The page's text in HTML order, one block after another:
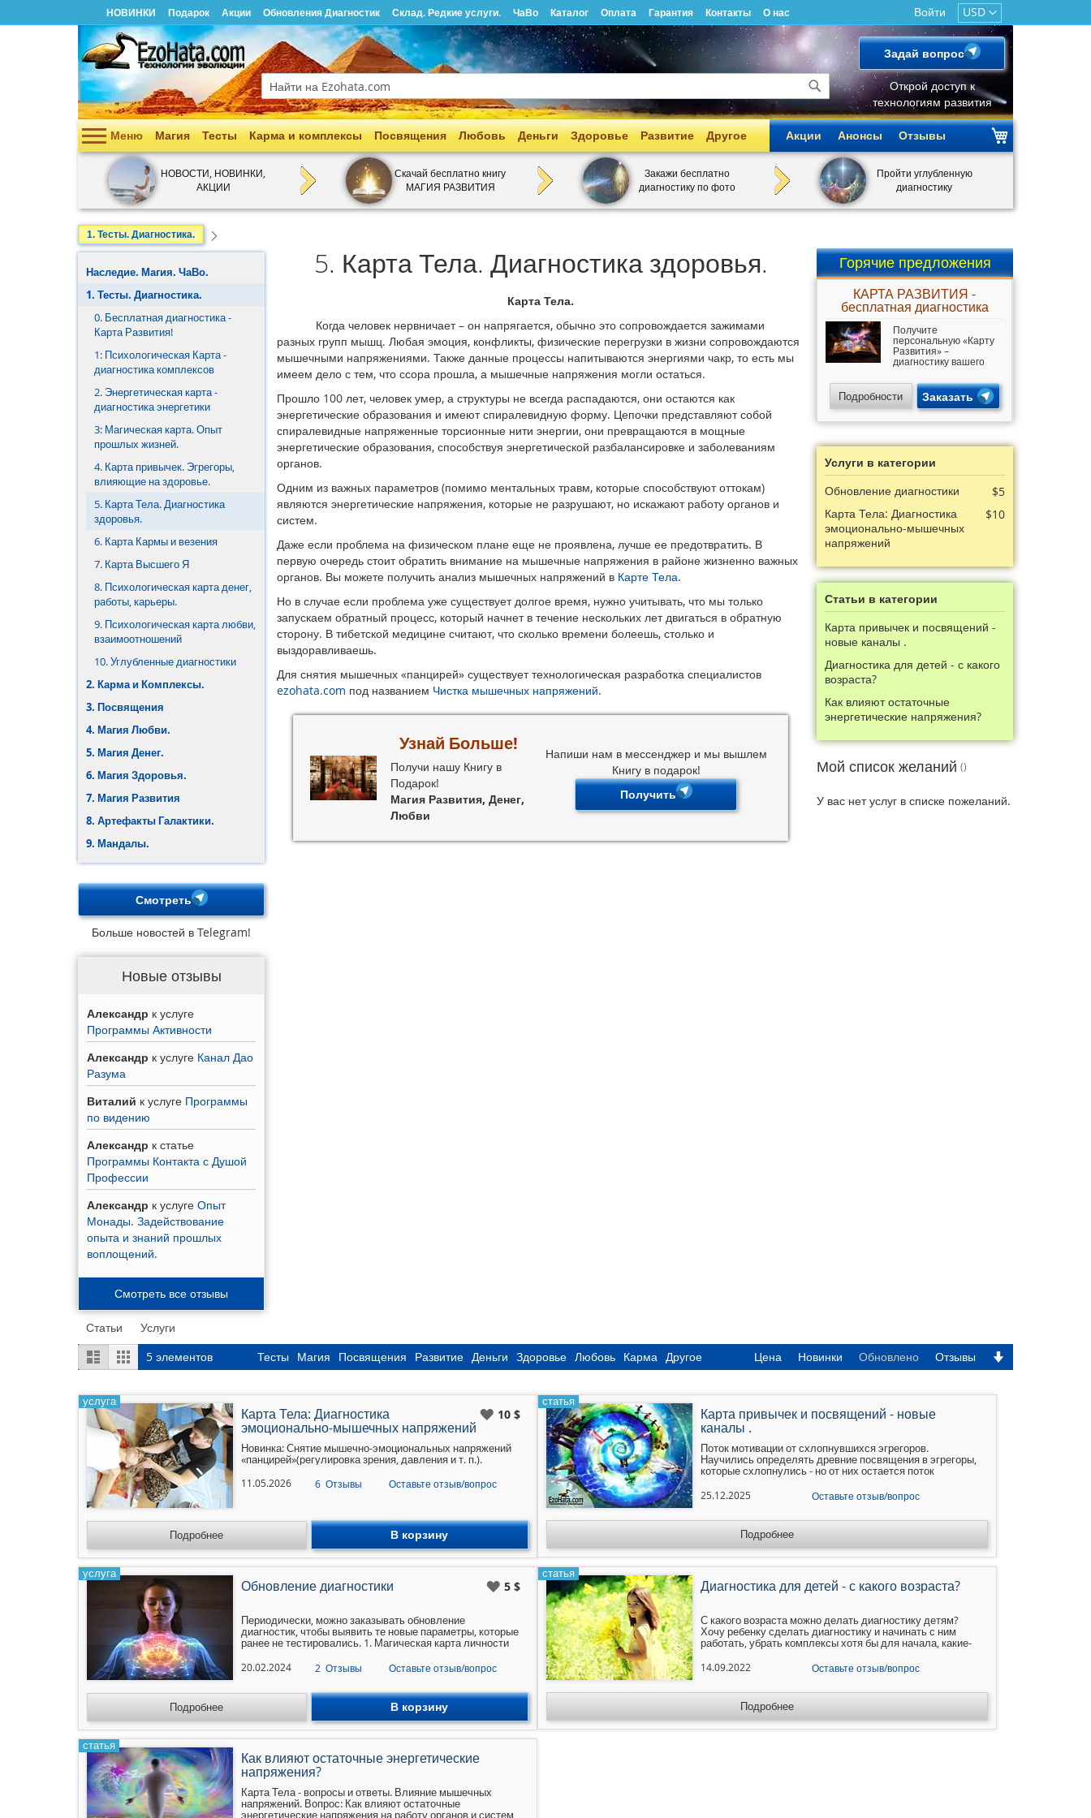
USD
Войти
НОВИНКИ Подарок Акции Обновления Диагностик Склад. Редкие услуги. ЧаВо Каталог Оплата Гарантия Контакты О нас
Поиск
Поиск
Задай вопрос
Открой доступ к
технологиям развития
Меню
Наследие. Магия. ЧаВо.
1. Тесты. Диагностика.
2. Карма и Комплексы.
3. Посвящения
4. Магия Любви.
5. Магия Денег.
6. Магия Здоровья.
7. Магия Развития
9. Мандалы.
Магия Тесты Карма и комплексы Посвящения Любовь Деньги Здоровье Развитие Другое Акции Анонсы Отзывы
НОВОСТИ, НОВИНКИ,
АКЦИИ
Скачай бесплатно книгу
МАГИЯ РАЗВИТИЯ
Закажи бесплатно
диагностику по фото
Пройти углубленную
диагностику
1. Тесты. Диагностика.
5. Карта Тела. Диагностика здоровья.
Карта Тела.
Когда человек нервничает – он напрягается, обычно это сопровождается зажимами
разных групп мышц. Любая эмоция, конфликты, физические перегрузки в жизни сопровождаются
мышечными напряжениями. Также данные процессы напитываются энергиями чакр, то есть мы
имеем дело с тем, что ссора прошла, а мышечные напряжения могли остаться.
Прошло 100 лет, человек умер, а структуры не всегда распадаются, они остаются как
энергетические образования и имеют спиралевидную форму. Цепочки представляют собой
спиралевидные напряженные торсионные нити энергии, они превращаются в мощные
энергетические образования, способствуя энергетической разбалансировке и заболеваниям
органов.
Одним из важных параметров (помимо ментальных травм, которые способствуют оттокам)
являются энергетические напряжения, которые не разрушают, но искажают работу органов и
систем.
Даже если проблема на физическом плане еще не проявлена, лучше ее предотвратить. В
первую очередь стоит обратить внимание на мышечные напряжения в районе жизненно важных
органов. Вы можете получить анализ мышечных напряжений в Карте Тела.
Но в случае если проблема уже существует долгое время, нужно учитывать, что мы только
запускаем обратный процесс, который начнет в течение нескольких лет двигаться в обратную
сторону. В тибетской медицине считают, что сколько времени болеешь, столько и
выздоравливаешь.
Для снятия мышечных «панцирей» существует технологическая разработка специалистов
ezohata.com под названием Чистка мышечных напряжений.
Узнай Больше!
Получи нашу Книгу в
Подарок!
Магия Развития, Денег,
Любви
Напиши нам в мессенджер и мы вышлем
Книгу в подарок!
Получить
Наследие. Магия. ЧаВо.
1. Тесты. Диагностика.
0. Бесплатная диагностика -
Карта Развития!
1: Психологическая Карта -
диагностика комплексов
2. Энергетическая карта -
диагностика энергетики
3: Магическая карта. Опыт
прошлых жизней.
4. Карта привычек. Эгрегоры,
влияющие на здоровье.
5. Карта Тела. Диагностика
здоровья.
6. Карта Кармы и везения
7. Карта Высшего Я
8. Психологическая карта денег,
работы, карьеры.
9. Психологическая карта любви,
взаимоотношений
10. Углубленные диагностики
2. Карма и Комплексы.
3. Посвящения
4. Магия Любви.
5. Магия Денег.
6. Магия Здоровья.
7. Магия Развития
8. Артефакты Галактики.
9. Мандалы.
Смотреть
Больше новостей в Telegram!
Новые отзывы
Александр к услуге
Программы Активности
Александр к услуге Канал Дао
Разума
Виталий к услуге Программы
по видению
Александр к статье
Программы Контакта с Душой
Профессии
Александр к услуге Опыт
Монады. Задействование
опыта и знаний прошлых
воплощений.
Смотреть все отзывы
Горячие предложения
КАРТА РАЗВИТИЯ -
бесплатная диагностика
Получите
персональную «Карту
Развития» –
диагностику вашего
потенциала,
энергетики и кармы.
Узнайте свои скрытые
способности и
получите подарки!
Подробности Заказать
Услуги в категории
Обновление диагностики
$5
Карта Тела: Диагностика
эмоционально-мышечных
напряжений
$10
Статьи в категории
Карта привычек и посвящений -
новые каналы .
Диагностика для детей - с какого
возраста?
Как влияют остаточные
энергетические напряжения?
Мой список желаний
У вас нет услуг в списке пожеланий.
Статьи
Услуги
Посмотреть,
как
СписокСетка
5 элементов Тесты Магия Посвящения Развитие Деньги Здоровье Любовь Карма Другое Цена Новинки Обновлено Отзывы
направление
Карта Тела: Диагностика
эмоционально-мышечных напряжений
10 $
Новинка: Снятие мышечно-эмоциональных напряжений
«панцирей»(регулировка зрения, давления и т. п.).
11.05.2026 6 Отзывы Оставьте отзыв/вопрос
услуга
Подробнее В корзину
Карта привычек и посвящений - новые
каналы .
Поток мотивации от схлопнувшихся эгрегоров.
Научились определять древние посвящения в эгрегоры,
которые схлопнулись - но от них остается поток
мотивации, который иногда можно отрегулировать.
Сейчас можно протестировать включения в следующие
каналы Божеств: - Включение в Канал Толстяков:
25.12.2025 Оставьте отзыв/вопрос
статья
Подробнее
Обновление диагностики 5 $
Периодически, можно заказывать обновление
диагностик, чтобы выявить те новые параметры, которые
ранее не тестировались. 1. Магическая карта личности
3. Психологическая карта личности 5. Карта Денег
7. Карта Любви 8. Карта вредных и полезных привычек
2. Энергетическая карта личности 4. Карта Тела 6. Карта
20.02.2024 2 Отзывы Оставьте отзыв/вопрос
услуга
Подробнее В корзину
Диагностика для детей - с какого возраста?
С какого возраста можно делать диагностику детям?
Хочу ребенку сделать диагностику и начинать с ним
работать, убрать комплексы хотя бы для начала, какие-
то негативные программы из прошлых воплощений...
Ответ: Детям лучше делать диагностику: -
психологическую карту лучше с 3х лет. - карту тела с 5-
14.09.2022 Оставьте отзыв/вопрос
статья
Подробнее
Как влияют остаточные энергетические
напряжения?
Карта Тела - вопросы и ответы. Влияние мышечных
напряжений. Вопрос: Как влияют остаточные
энергетические напряжения на работу органов и систем
статья